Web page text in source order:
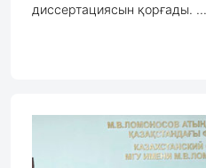
диссертациясын қорғады. ...